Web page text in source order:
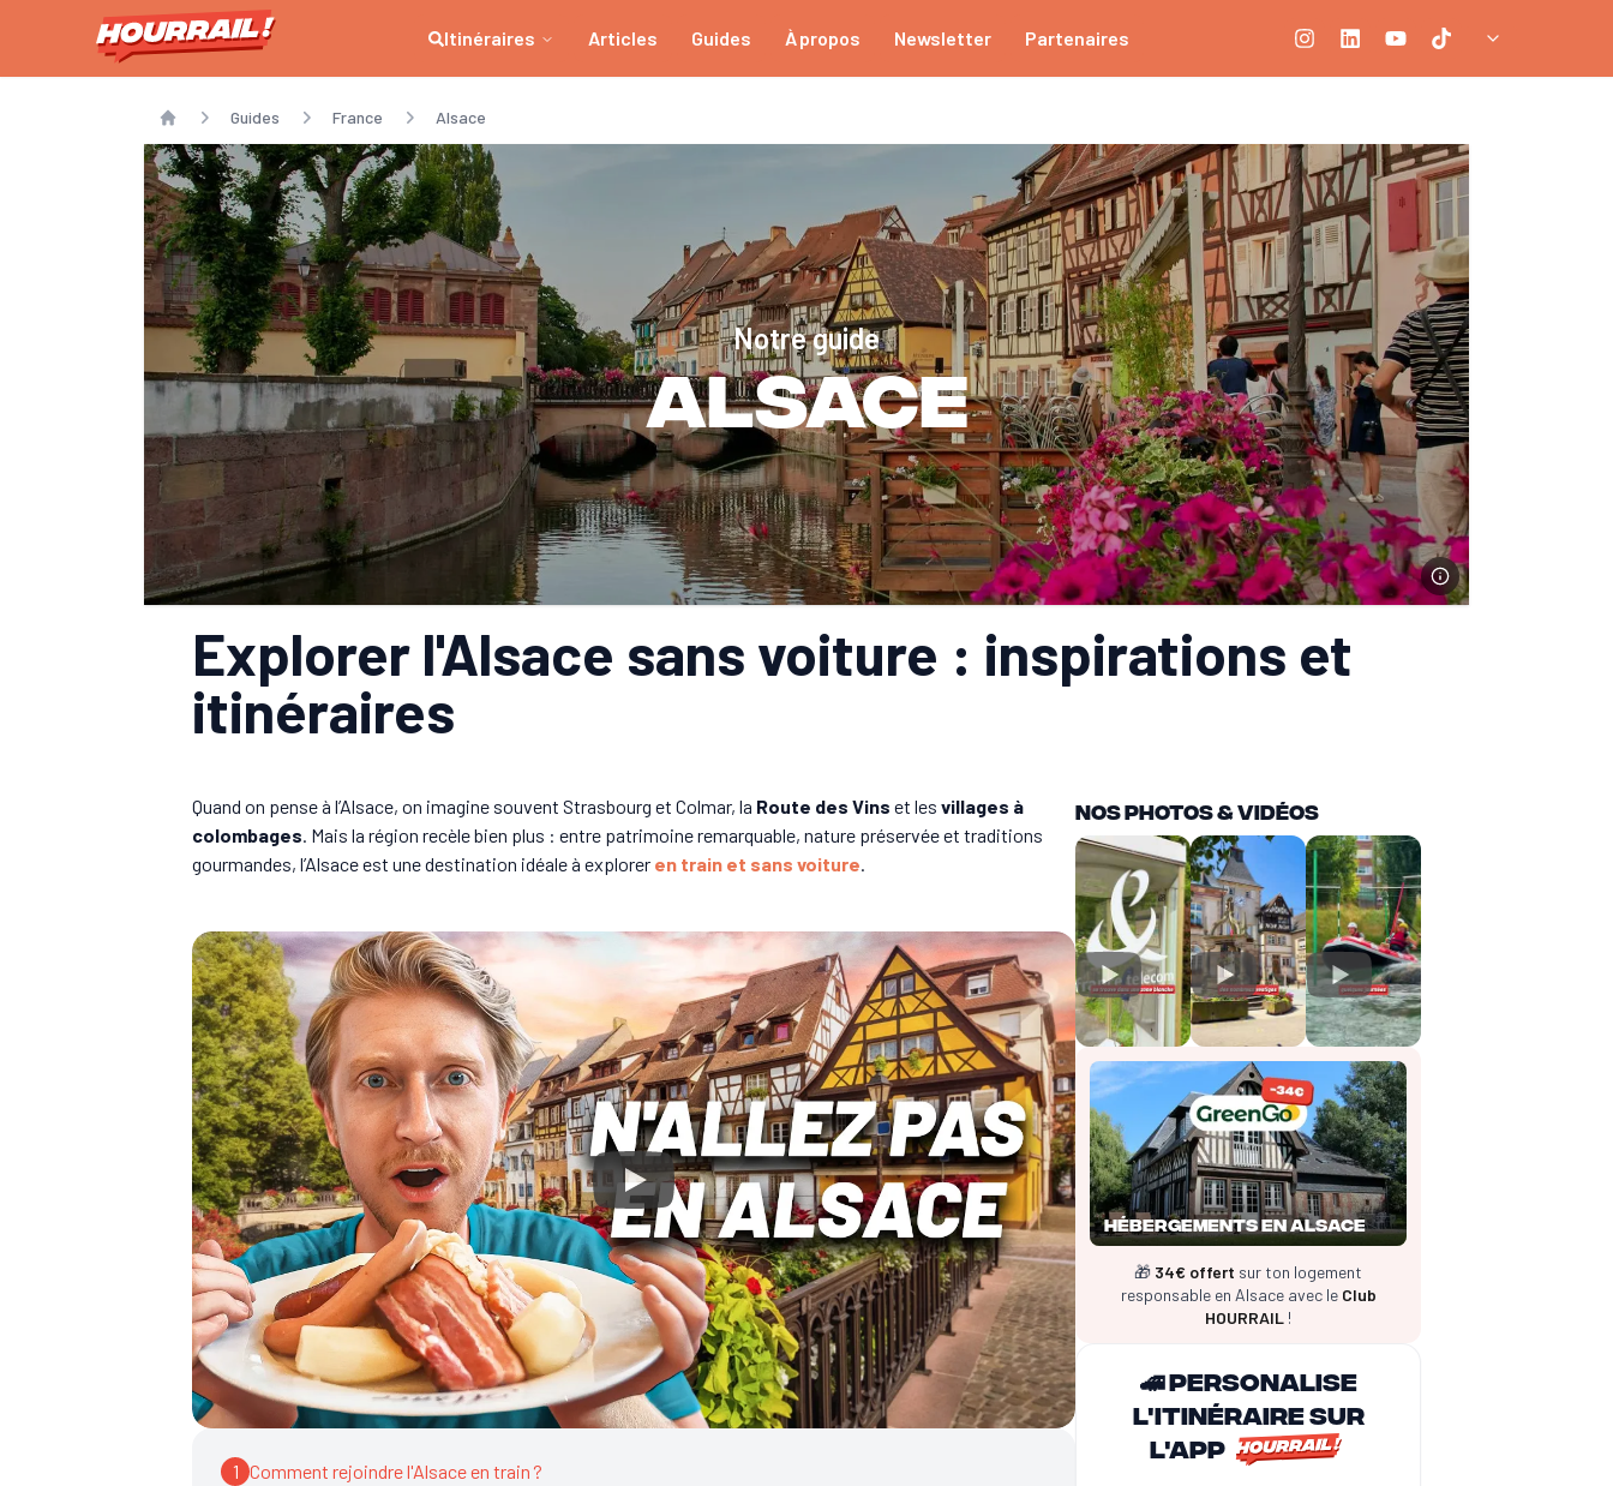
Itinéraires Articles Guides À propos Newsletter Partenaires
Home
Guides France Alsace
Notre guide
Alsace
Explorer l'Alsace sans voiture : inspirations et
itinéraires
Quand on pense à l’Alsace, on imagine souvent Strasbourg et Colmar, la Route des Vins et les villages à
colombages. Mais la région recèle bien plus : entre patrimoine remarquable, nature préservée et traditions
gourmandes, l’Alsace est une destination idéale à explorer en train et sans voiture.
1 Comment rejoindre l'Alsace en train ?
Nos Photos & vidéos
Hébergements en Alsace
🎁 34€ offert sur ton logement
responsable en Alsace avec le Club
HOURRAIL !
🚄 Personalise
l'itinéraire sur
l'app